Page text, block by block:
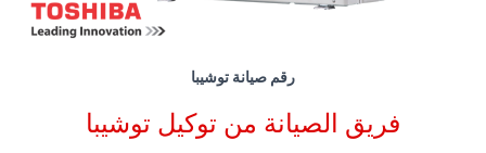
رقم صيانة توشيبا
فريق الصيانة من توكيل توشيبا